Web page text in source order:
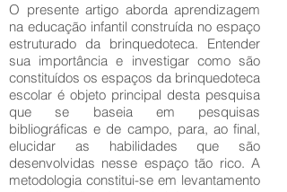
O presente artigo aborda aprendizagem
na educação infantil construída no espaço
estruturado da brinquedoteca. Entender
sua importância e investigar como são
constituídos os espaços da brinquedoteca
escolar é objeto principal desta pesquisa
que se baseia em pesquisas
bibliográficas e de campo, para, ao final,
elucidar as habilidades que são
desenvolvidas nesse espaço tão rico. A
metodologia constitui-se em levantamento